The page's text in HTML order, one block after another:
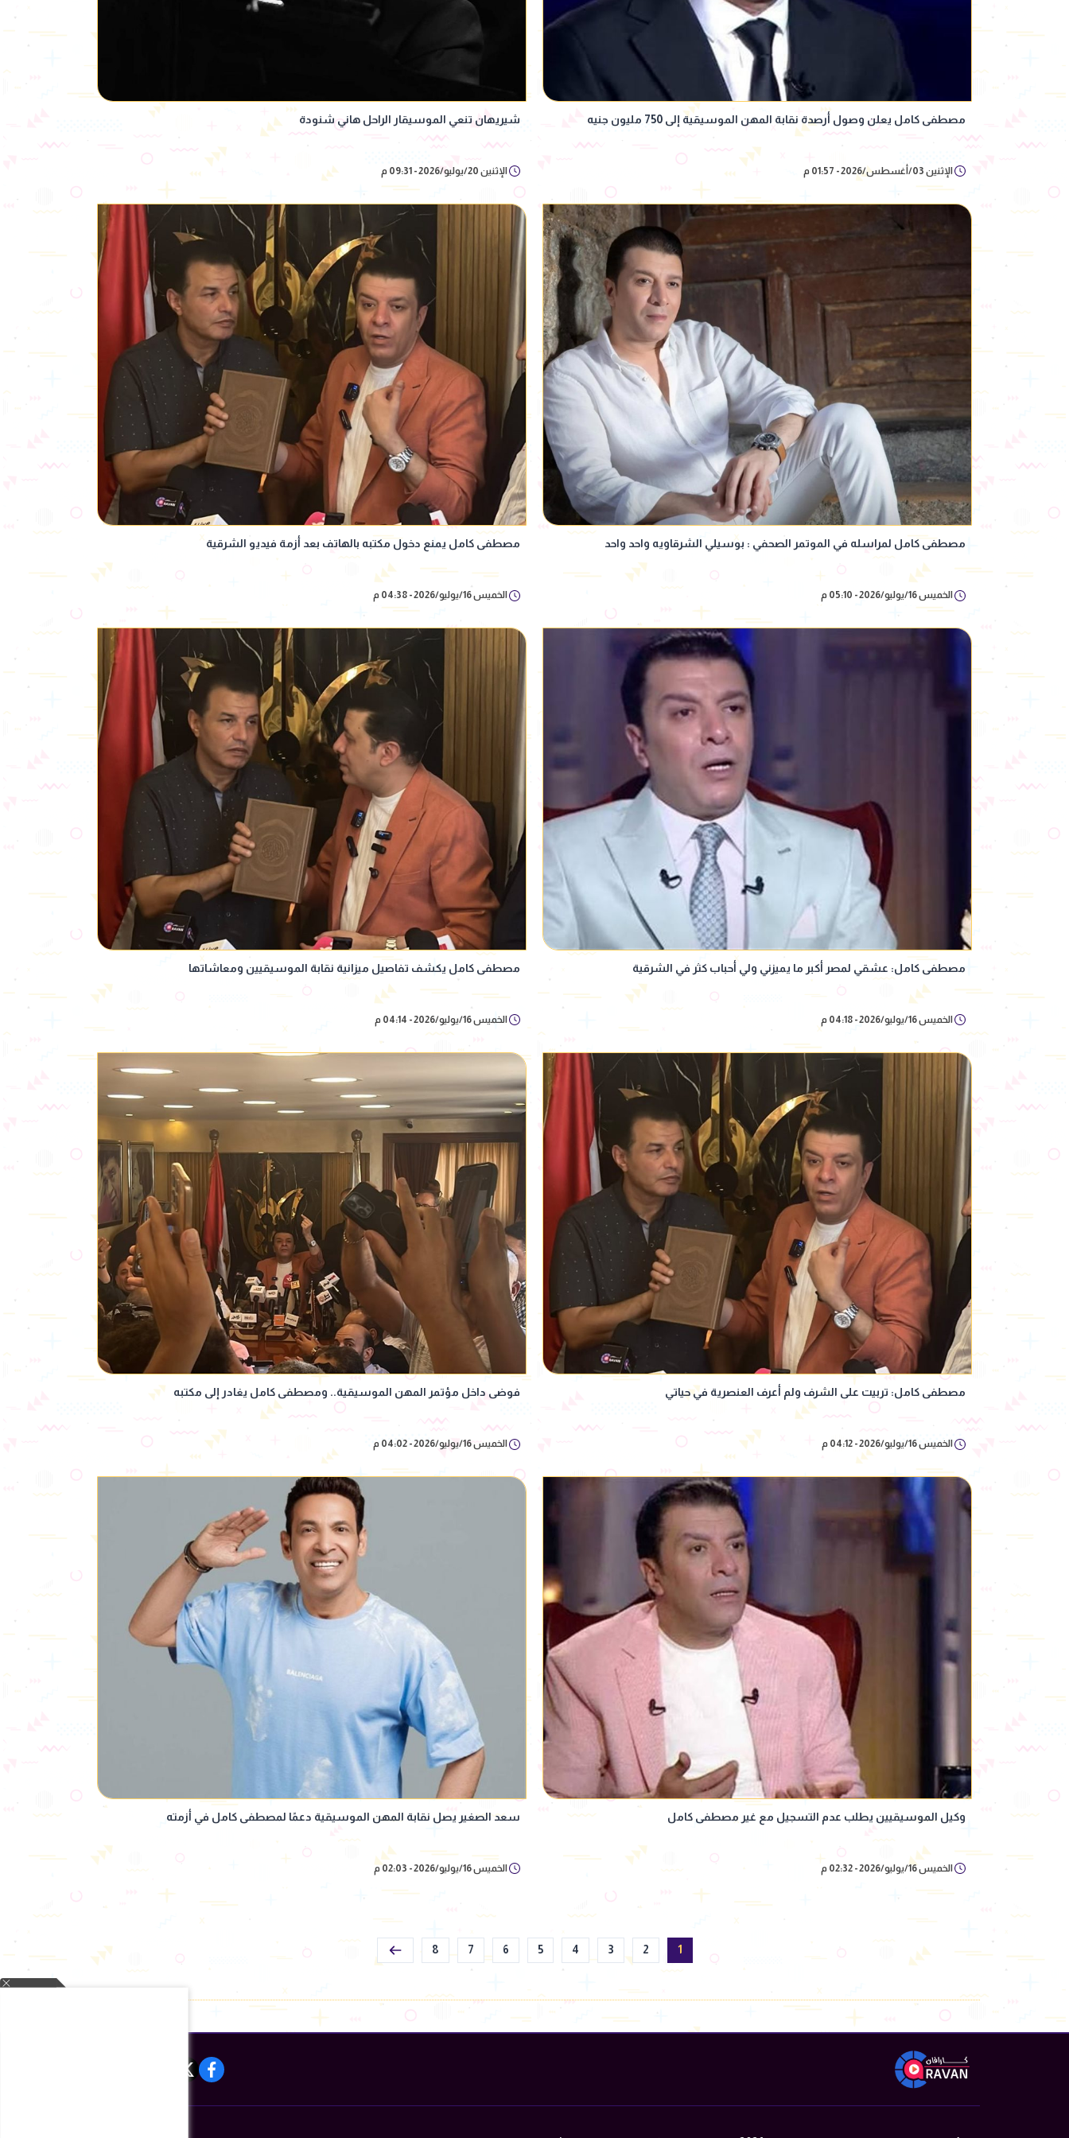
مصطفى كامل يعلن وصول أرصدة نقابة المهن الموسيقية إلى 750 مليون جنيه
الإثنين 03/أغسطس/2026 - 01:57 م
شيريهان تنعي الموسيقار الراحل هاني شنودة
الإثنين 20/يوليو/2026 - 09:31 م
مصطفى كامل لمراسله في الموتمر الصحفي : بوسيلي الشرقاويه واحد واحد
الخميس 16/يوليو/2026 - 05:10 م
مصطفى كامل يمنع دخول مكتبه بالهاتف بعد أزمة فيديو الشرقية
الخميس 16/يوليو/2026 - 04:38 م
مصطفى كامل: عشقي لمصر أكبر ما يميزني ولي أحباب كثر في الشرقية
الخميس 16/يوليو/2026 - 04:18 م
مصطفى كامل يكشف تفاصيل ميزانية نقابة الموسيقيين ومعاشاتها
الخميس 16/يوليو/2026 - 04:14 م
مصطفى كامل: تربيت على الشرف ولم أعرف العنصرية في حياتي
الخميس 16/يوليو/2026 - 04:12 م
فوضى داخل مؤتمر المهن الموسيقية.. ومصطفى كامل يغادر إلى مكتبه
الخميس 16/يوليو/2026 - 04:02 م
وكيل الموسيقيين يطلب عدم التسجيل مع غير مصطفى كامل
الخميس 16/يوليو/2026 - 02:32 م
سعد الصغير يصل نقابة المهن الموسيقية دعمًا لمصطفى كامل في أزمته
الخميس 16/يوليو/2026 - 02:03 م
1
2
3
4
5
6
7
8
facebook